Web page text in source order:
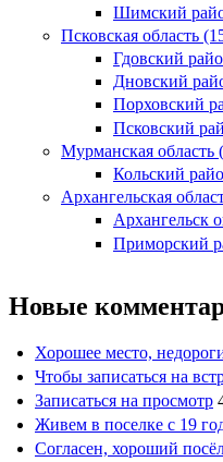
Шимский
Псковская область
Гдовский
Дновский
Порховский
Псковский
Мурманская область
Кольский
Архангельская
Архангельск
Приморский
Новые
Хорошее место,
Чтобы записаться на
Записаться на просмотр
Живем в поселке с 19
Согласен, хороший